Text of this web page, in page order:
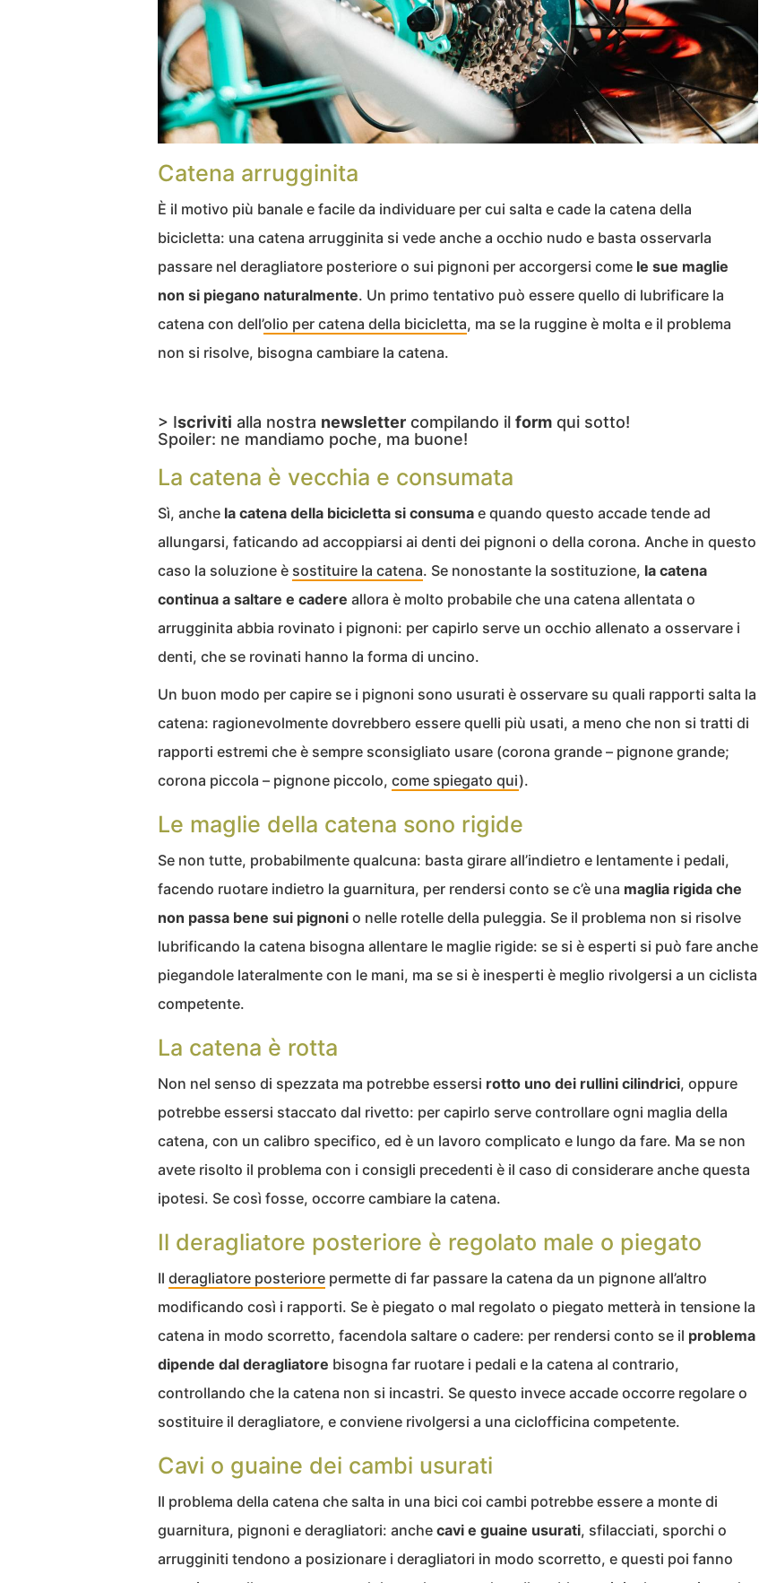
Catena arrugginita
È il motivo più banale e facile da individuare per cui salta e cade la catena della
bicicletta: una catena arrugginita si vede anche a occhio nudo e basta osservarla
passare nel deragliatore posteriore o sui pignoni per accorgersi come le sue maglie
non si piegano naturalmente. Un primo tentativo può essere quello di lubrificare la
catena con dell’olio per catena della bicicletta, ma se la ruggine è molta e il problema
non si risolve, bisogna cambiare la catena.
> Iscriviti alla nostra newsletter compilando il form qui sotto!
Spoiler: ne mandiamo poche, ma buone!
La catena è vecchia e consumata
Sì, anche la catena della bicicletta si consuma e quando questo accade tende ad
allungarsi, faticando ad accoppiarsi ai denti dei pignoni o della corona. Anche in questo
caso la soluzione è sostituire la catena. Se nonostante la sostituzione, la catena
continua a saltare e cadere allora è molto probabile che una catena allentata o
arrugginita abbia rovinato i pignoni: per capirlo serve un occhio allenato a osservare i
denti, che se rovinati hanno la forma di uncino.
Un buon modo per capire se i pignoni sono usurati è osservare su quali rapporti salta la
catena: ragionevolmente dovrebbero essere quelli più usati, a meno che non si tratti di
rapporti estremi che è sempre sconsigliato usare (corona grande – pignone grande;
corona piccola – pignone piccolo, come spiegato qui).
Le maglie della catena sono rigide
Se non tutte, probabilmente qualcuna: basta girare all’indietro e lentamente i pedali,
facendo ruotare indietro la guarnitura, per rendersi conto se c’è una maglia rigida che
non passa bene sui pignoni o nelle rotelle della puleggia. Se il problema non si risolve
lubrificando la catena bisogna allentare le maglie rigide: se si è esperti si può fare anche
piegandole lateralmente con le mani, ma se si è inesperti è meglio rivolgersi a un ciclista
competente.
La catena è rotta
Non nel senso di spezzata ma potrebbe essersi rotto uno dei rullini cilindrici, oppure
potrebbe essersi staccato dal rivetto: per capirlo serve controllare ogni maglia della
catena, con un calibro specifico, ed è un lavoro complicato e lungo da fare. Ma se non
avete risolto il problema con i consigli precedenti è il caso di considerare anche questa
ipotesi. Se così fosse, occorre cambiare la catena.
Il deragliatore posteriore è regolato male o piegato
Il deragliatore posteriore permette di far passare la catena da un pignone all’altro
modificando così i rapporti. Se è piegato o mal regolato o piegato metterà in tensione la
catena in modo scorretto, facendola saltare o cadere: per rendersi conto se il problema
dipende dal deragliatore bisogna far ruotare i pedali e la catena al contrario,
controllando che la catena non si incastri. Se questo invece accade occorre regolare o
sostituire il deragliatore, e conviene rivolgersi a una ciclofficina competente.
Cavi o guaine dei cambi usurati
Il problema della catena che salta in una bici coi cambi potrebbe essere a monte di
guarnitura, pignoni e deragliatori: anche cavi e guaine usurati, sfilacciati, sporchi o
arrugginiti tendono a posizionare i deragliatori in modo scorretto, e questi poi fanno